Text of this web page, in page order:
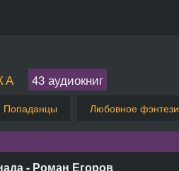
43 аудиокниг
Попаданцы Любовное фэнтези
- Роман Егоров